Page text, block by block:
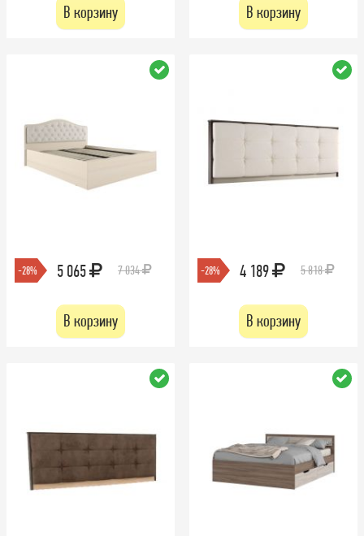
В корзину В корзину
-28% 5 065 7 034
В корзину
-28% 4 189 5 818
В корзину